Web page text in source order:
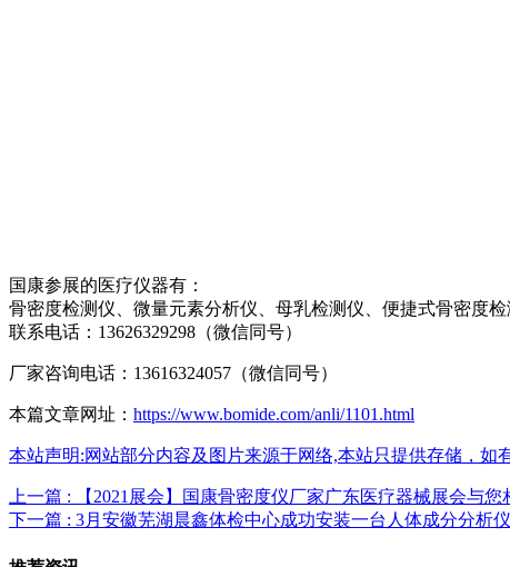
国康参展的医疗仪器有：
骨密度检测仪、微量元素分析仪、母乳检测仪、便捷式骨密度
联系电话：13626329298（微信同号）
厂家咨询电话：13616324057（微信同号）
本篇文章网址： https://www.bomide.com/anli/1101.html
本站声明:网站部分内容及图片来源于网络,本站只提供存储，如
上一篇 : 【2021展会】国康骨密度仪厂家广东医疗器械展会与您
下一篇 : 3月安徽芜湖晨鑫体检中心成功安装一台人体成分分析仪